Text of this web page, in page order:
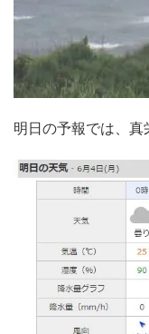
明日の予報では、真